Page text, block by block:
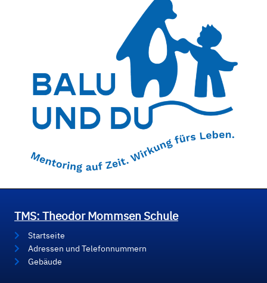
TMS: Theodor Mommsen Schule
Startseite
Adressen und Telefonnummern
Gebäude